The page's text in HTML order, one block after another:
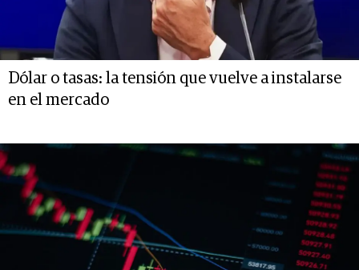
Dólar o tasas: la tensión que vuelve a instalarse
en el mercado